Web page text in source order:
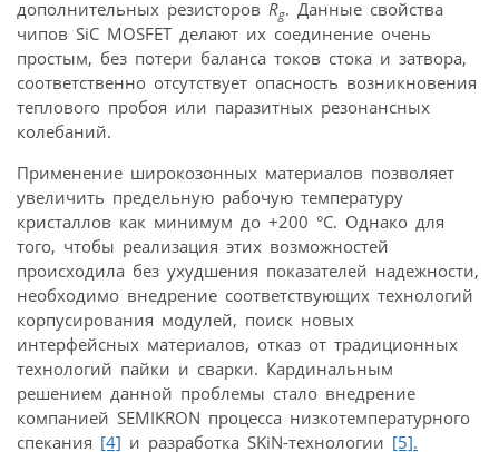
дополнительных резисторов Rg. Данные свойства
чипов SiC MOSFET делают их соединение очень
простым, без потери баланса токов стока и затвора,
соответственно отсутствует опасность возникновения
теплового пробоя или паразитных резонансных
колебаний.
Применение широкозонных материалов позволяет
увеличить предельную рабочую температуру
кристаллов как минимум до +200 °С. Однако для
того, чтобы реализация этих возможностей
происходила без ухудшения показателей надежности,
необходимо внедрение соответствующих технологий
корпусирования модулей, поиск новых
интерфейсных материалов, отказ от традиционных
технологий пайки и сварки. Кардинальным
решением данной проблемы стало внедрение
компанией SEMIKRON процесса низкотемпературного
спекания [4] и разработка SKiN-технологии [5].